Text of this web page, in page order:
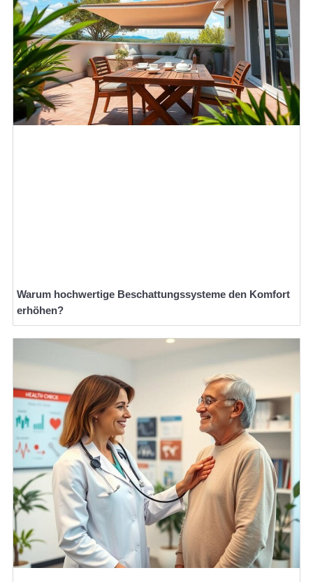
Warum hochwertige Beschattungssysteme den Komfort
erhöhen?